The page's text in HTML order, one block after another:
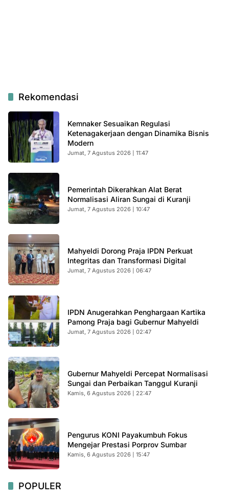
Rekomendasi
Kemnaker Sesuaikan Regulasi
Ketenagakerjaan dengan Dinamika Bisnis
Modern
Jumat, 7 Agustus 2026 | 11:47
Pemerintah Dikerahkan Alat Berat
Normalisasi Aliran Sungai di Kuranji
Jumat, 7 Agustus 2026 | 10:47
Mahyeldi Dorong Praja IPDN Perkuat
Integritas dan Transformasi Digital
Jumat, 7 Agustus 2026 | 06:47
IPDN Anugerahkan Penghargaan Kartika
Pamong Praja bagi Gubernur Mahyeldi
Jumat, 7 Agustus 2026 | 02:47
Gubernur Mahyeldi Percepat Normalisasi
Sungai dan Perbaikan Tanggul Kuranji
Kamis, 6 Agustus 2026 | 22:47
Pengurus KONI Payakumbuh Fokus
Mengejar Prestasi Porprov Sumbar
Kamis, 6 Agustus 2026 | 15:47
POPULER